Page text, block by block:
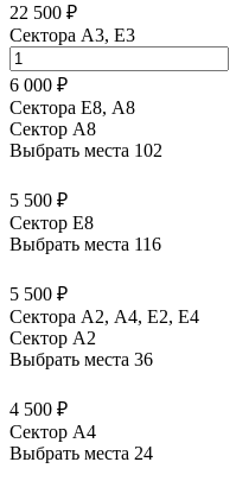
22 500 ₽
Сектора A3, E3
6 000 ₽
Сектора Е8, А8
Сектор A8
Выбрать места 102
5 500 ₽
Сектор E8
Выбрать места 116
5 500 ₽
Сектора А2, А4, Е2, Е4
Сектор A2
Выбрать места 36
4 500 ₽
Сектор A4
Выбрать места 24